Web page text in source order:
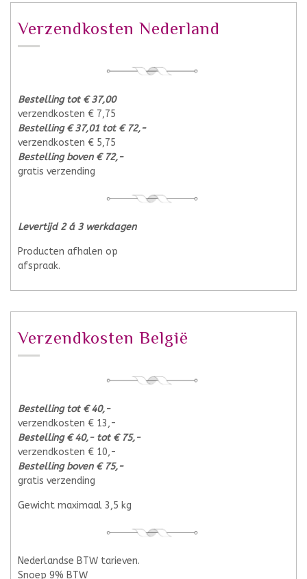
Verzendkosten Nederland
Bestelling tot € 37,00
verzendkosten € 7,75
Bestelling € 37,01 tot € 72,-
verzendkosten € 5,75
Bestelling boven € 72,-
gratis verzending
Levertijd 2 á 3 werkdagen
Producten afhalen op
afspraak.
Verzendkosten België
Bestelling tot € 40,-
verzendkosten € 13,-
Bestelling € 40,- tot € 75,-
verzendkosten € 10,-
Bestelling boven € 75,-
gratis verzending
Gewicht maximaal 3,5 kg
Nederlandse BTW tarieven.
Snoep 9% BTW